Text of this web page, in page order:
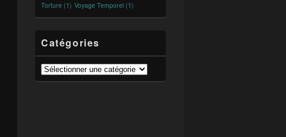
Torture (1) Voyage Temporel (1)
Catégories
Catégories